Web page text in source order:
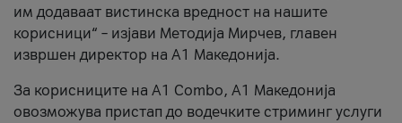
им додаваат вистинска вредност на нашите
корисници“ – изјави Методија Мирчев, главен
извршен директор на А1 Македонија.
За корисниците на A1 Combo, А1 Македонија
овозможува пристап до водечките стриминг услуги